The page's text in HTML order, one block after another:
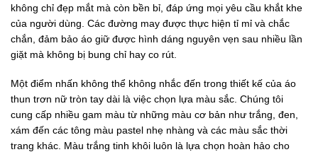
không chỉ đẹp mắt mà còn bền bỉ, đáp ứng mọi yêu cầu khắt khe
của người dùng. Các đường may được thực hiện tỉ mỉ và chắc
chắn, đảm bảo áo giữ được hình dáng nguyên vẹn sau nhiều lần
giặt mà không bị bung chỉ hay co rút.
Một điểm nhấn không thể không nhắc đến trong thiết kế của áo
thun trơn nữ tròn tay dài là việc chọn lựa màu sắc. Chúng tôi
cung cấp nhiều gam màu từ những màu cơ bản như trắng, đen,
xám đến các tông màu pastel nhẹ nhàng và các màu sắc thời
trang khác. Màu trắng tinh khôi luôn là lựa chọn hoàn hảo cho